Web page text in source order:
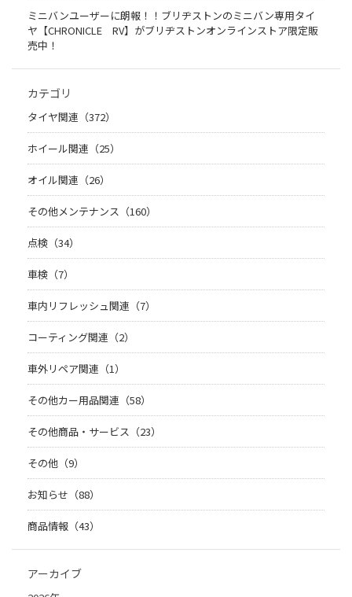
ミニバンユーザーに朗報！！ブリヂストンのミニバン専用タイ
ヤ【CHRONICLE RV】がブリヂストンオンラインストア限定販
売中！
カテゴリ
タイヤ関連（372）
ホイール関連（25）
オイル関連（26）
その他メンテナンス（160）
点検（34）
車検（7）
車内リフレッシュ関連（7）
コーティング関連（2）
車外リペア関連（1）
その他カー用品関連（58）
その他商品・サービス（23）
その他（9）
お知らせ（88）
商品情報（43）
アーカイブ